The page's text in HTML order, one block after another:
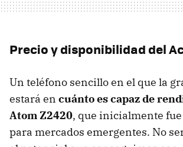
Precio y disponibilidad del
Un teléfono sencillo en el que la
estará en cuánto es capaz de
Atom Z2420, que inicialmente
para mercados emergentes. No